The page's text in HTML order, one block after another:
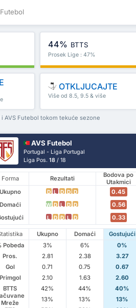
44% BTTS
Prosek Lige : 47%
OTKLJUCAJTE
Više od 8.5, 9.5 & više
AVS Futebol tokom tekuće sezone
AVS Futebol
Portugal - Liga Portugal
Liga Pos.18 / 18
Forma Rezultati
Bodova po
Utakmici
Ukupno
D L D D D
0.45
Domaći
W D L D D
0.56
L D D L D 0.33
Ukupno Domaći
Gostujući
Pobeda
3% 6%
0%
Pros.
2.81 2.38
3.27
Gol
0.71 0.75
0.67
Primgol
2.10 1.63
2.60
BTTS
42% 44%
40%
Mreže
13% 13%
13%